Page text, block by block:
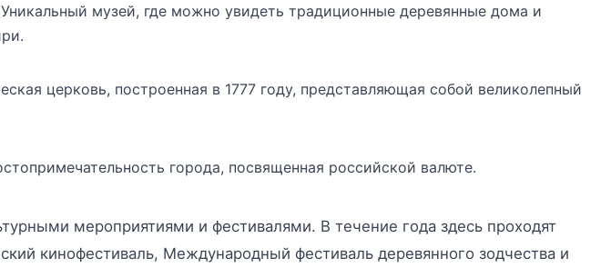
музей, где можно увидеть традиционные деревянные дома и
церковь, построенная в 1777 году, представляющая собой великолепный
города, посвященная российской валюте.
мероприятиями и фестивалями. В течение года здесь проходят
кинофестиваль, Международный фестиваль деревянного зодчества и